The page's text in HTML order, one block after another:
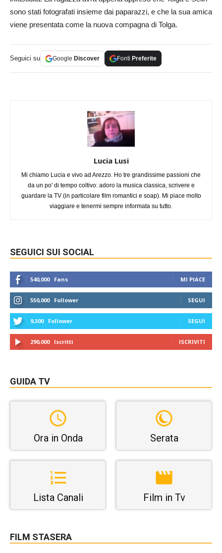
sono stati fotografati insieme dai paparazzi, e che la sua amica
viene presentata come la nuova compagna di Tolga.
Seguici su Google Discover Fonti Preferite
Lucia Lusi
Mi chiamo Lucia e vivo ad Arezzo. Ho tre grandissime passioni che
da un po' di tempo coltivo: adoro la musica classica, scrivere e
guardare la TV (in particolare film romantici e soap). Mi piace molto
viaggiare e tenermi sempre informata su tutto.
SEGUICI SUI SOCIAL
540,000 Fans MI PIACE
550,000 Follower SEGUI
9,300 Follower SEGUI
290,000 Iscritti ISCRIVITI
GUIDA TV
Ora in Onda Serata
Lista Canali Film in Tv
FILM STASERA